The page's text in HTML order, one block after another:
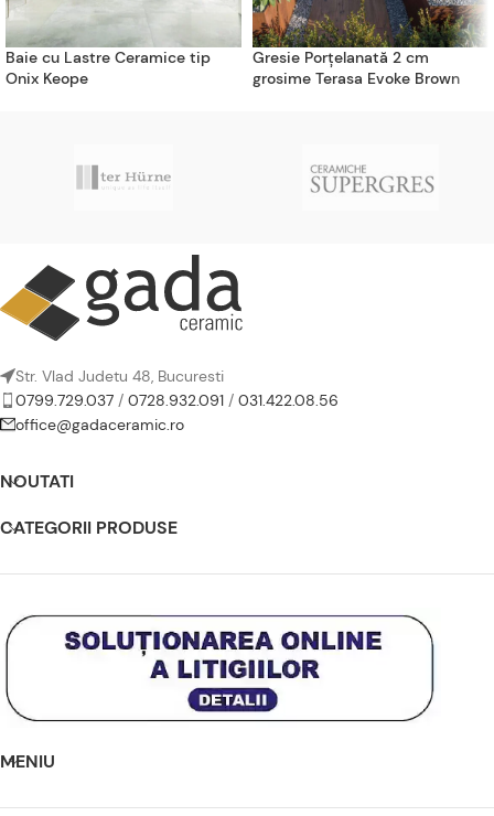
Baie cu Lastre Ceramice tip
Onix Keope
Gresie Porțelanată 2 cm
grosime Terasa Evoke Brown
Str. Vlad Judetu 48, Bucuresti
0799.729.037 / 0728.932.091 / 031.422.08.56
office@gadaceramic.ro
NOUTATI
CATEGORII PRODUSE
MENIU